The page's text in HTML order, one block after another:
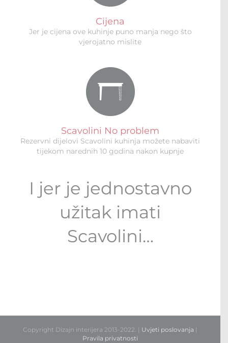
Cijena
Jer je cijena ove kuhinje puno manja nego što
vjerojatno mislite
Scavolini No problem
Rezervni dijelovi Scavolini kuhinja možete nabaviti
tijekom narednih 10 godina nakon kupnje
I jer je jednostavno
užitak imati
Scavolini…
Copyright Dizajn interijera 2013-2022. | Uvjeti poslovanja |
Pravila privatnosti